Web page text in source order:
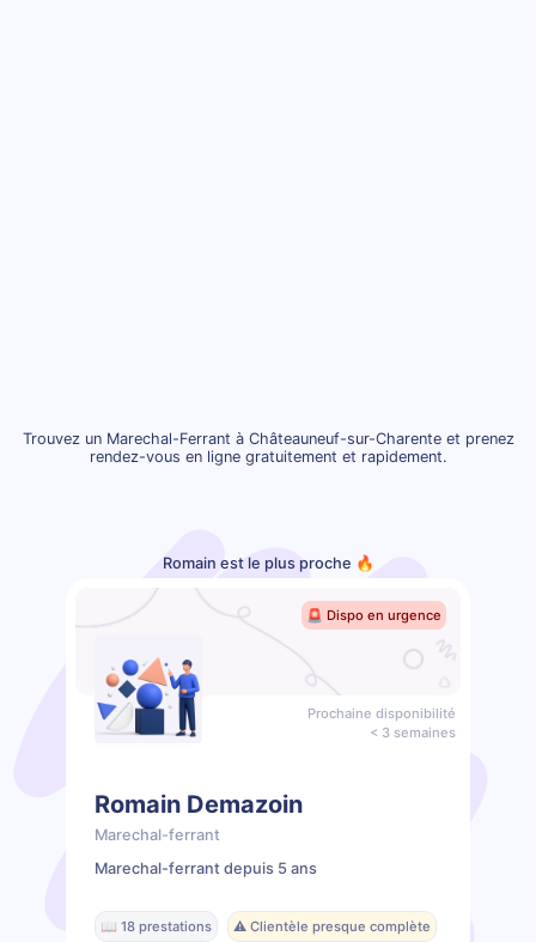
Trouvez un Marechal-Ferrant à Châteauneuf-sur-Charente et prenez
rendez-vous en ligne gratuitement et rapidement.
Romain est le plus proche 🔥
🚨 Dispo en urgence
Prochaine disponibilité
< 3 semaines
Romain Demazoin
Marechal-ferrant
Marechal-ferrant depuis 5 ans
📖 18 prestations ⚠️ Clientèle presque complète